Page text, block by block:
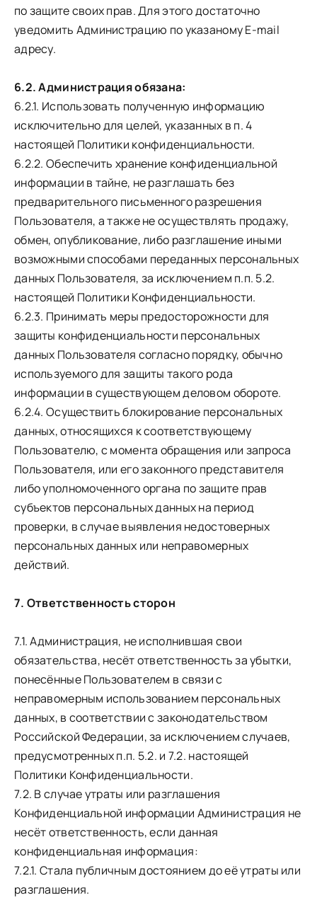
по защите своих прав. Для этого достаточно
уведомить Администрацию по указаному E-mail
адресу.
6.2. Администрация обязана:
6.2.1. Использовать полученную информацию
исключительно для целей, указанных в п. 4
настоящей Политики конфиденциальности.
6.2.2. Обеспечить хранение конфиденциальной
информации в тайне, не разглашать без
предварительного письменного разрешения
Пользователя, а также не осуществлять продажу,
обмен, опубликование, либо разглашение иными
возможными способами переданных персональных
данных Пользователя, за исключением п.п. 5.2.
настоящей Политики Конфиденциальности.
6.2.3. Принимать меры предосторожности для
защиты конфиденциальности персональных
данных Пользователя согласно порядку, обычно
используемого для защиты такого рода
информации в существующем деловом обороте.
6.2.4. Осуществить блокирование персональных
данных, относящихся к соответствующему
Пользователю, с момента обращения или запроса
Пользователя, или его законного представителя
либо уполномоченного органа по защите прав
субъектов персональных данных на период
проверки, в случае выявления недостоверных
персональных данных или неправомерных
действий.
7. Ответственность сторон
7.1. Администрация, не исполнившая свои
обязательства, несёт ответственность за убытки,
понесённые Пользователем в связи с
неправомерным использованием персональных
данных, в соответствии с законодательством
Российской Федерации, за исключением случаев,
предусмотренных п.п. 5.2. и 7.2. настоящей
Политики Конфиденциальности.
7.2. В случае утраты или разглашения
Конфиденциальной информации Администрация не
несёт ответственность, если данная
конфиденциальная информация:
7.2.1. Стала публичным достоянием до её утраты или
разглашения.